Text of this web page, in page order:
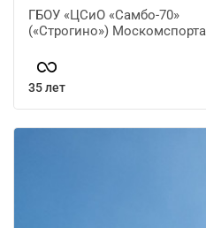
ГБОУ «ЦСиО «Самбо-70»
(«Строгино») Москомспорта
35 лет